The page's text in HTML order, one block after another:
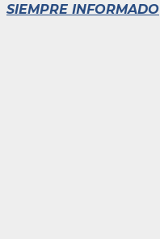
SIEMPRE INFORMADO